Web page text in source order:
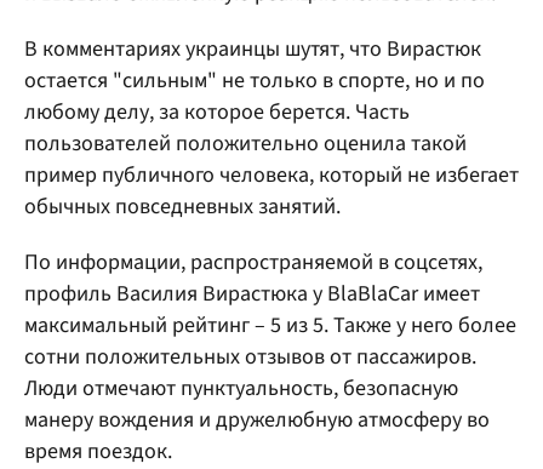
В комментариях украинцы шутят, что Вирастюк
остается "сильным" не только в спорте, но и по
любому делу, за которое берется. Часть
пользователей положительно оценила такой
пример публичного человека, который не избегает
обычных повседневных занятий.
По информации, распространяемой в соцсетях,
профиль Василия Вирастюка у BlaBlaCar имеет
максимальный рейтинг – 5 из 5. Также у него более
сотни положительных отзывов от пассажиров.
Люди отмечают пунктуальность, безопасную
манеру вождения и дружелюбную атмосферу во
время поездок.